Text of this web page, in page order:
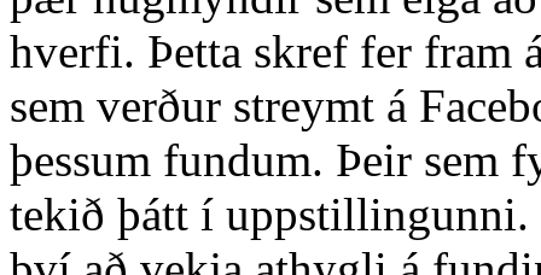
hverfi. Þetta skref fer fram
sem verður streymt á
þessum fundum. Þeir sem
tekið þátt í